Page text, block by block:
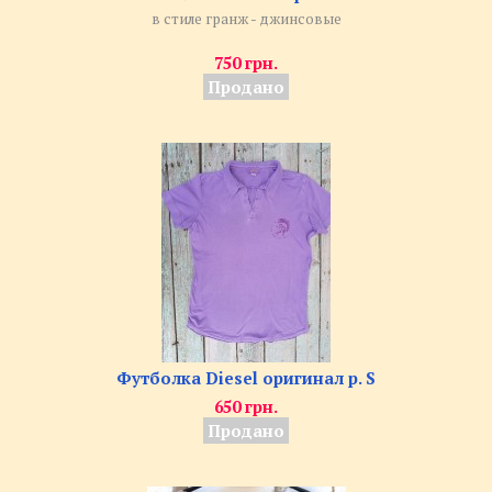
в стиле гранж - джинсовые
750 грн.
Продано
Футболка Diesel оригинал р. S
650 грн.
Продано